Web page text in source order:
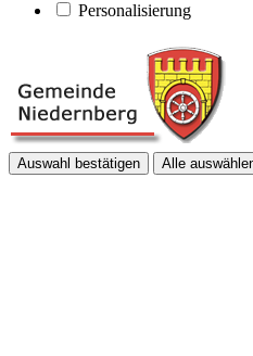
Personalisierung
Auswahl bestätigen Alle